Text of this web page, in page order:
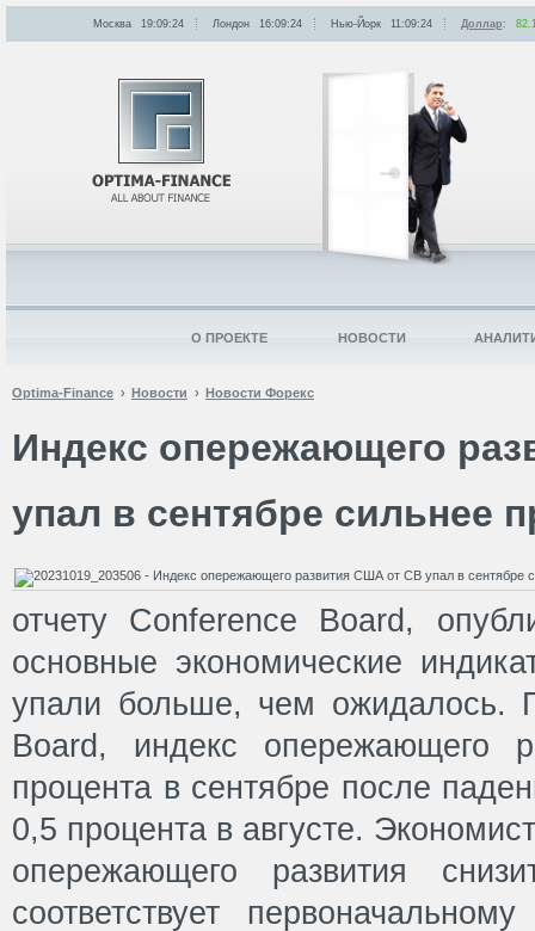
Optima-Finance Новости Новости Форекс
Индекс опережающего
упал в сентябре сильнее
отчету Conference Board,
основные экономические
упали больше, чем ожидалось.
Board, индекс опережающего
процента в сентябре после
0,5 процента в августе.
опережающего развития
соответствует
Москва 19:09:24 Лондон 16:09:24 Нью-Йорк 11:09:24 Доллар:
О ПРОЕКТЕ НОВОСТИ